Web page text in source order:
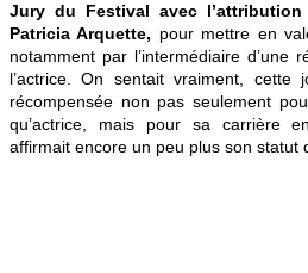
Jury du Festival avec
Patricia Arquette, pour mettre en
notamment par l’intermédiaire d’une
l’actrice. On sentait vraiment, cette
récompensée non pas seulement
qu’actrice, mais pour sa carrière
affirmait encore un peu plus son statut